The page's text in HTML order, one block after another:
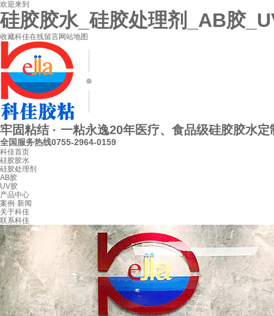
欢迎来到
硅胶胶水_硅胶处理剂_AB胶
收藏科佳在线留言网站地图
牢固粘结 · 一粘永逸20年医疗、食品级硅胶胶水定
全国服务热线0755-2964-0159
科佳首页
硅胶胶水
硅胶处理剂
AB胶
UV胶
产品中心
案例·新闻
关于科佳
联系科佳